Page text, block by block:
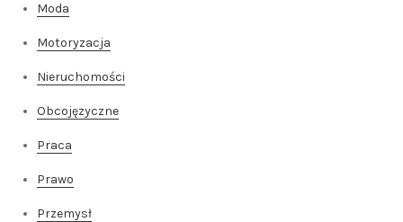
Moda
Motoryzacja
Nieruchomości
Obcojęzyczne
Praca
Prawo
Przemysł